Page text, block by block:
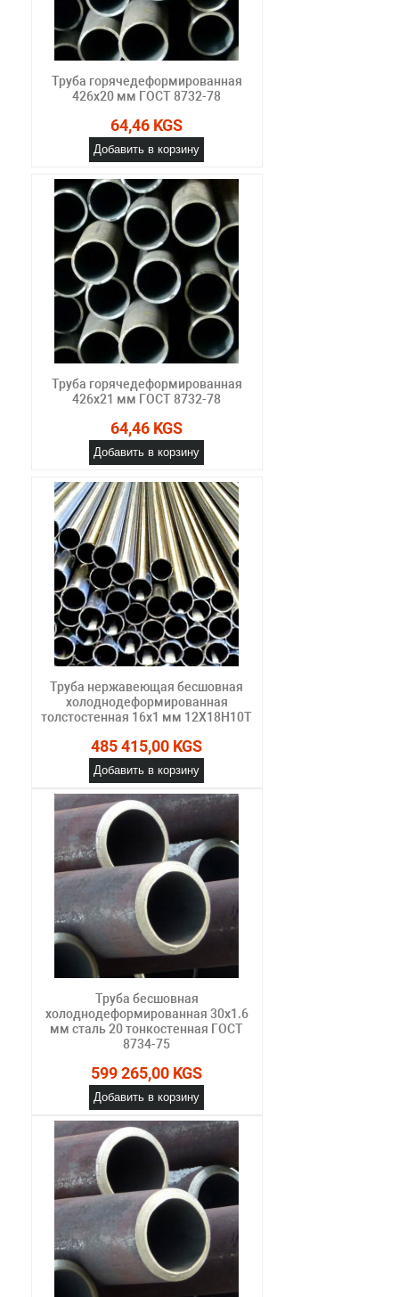
Труба горячедеформированная
426х20 мм ГОСТ 8732-78
64,46 KGS
Добавить в корзину
Труба горячедеформированная
426х21 мм ГОСТ 8732-78
64,46 KGS
Добавить в корзину
Труба нержавеющая бесшовная
холоднодеформированная
толстостенная 16х1 мм 12Х18Н10Т
485 415,00 KGS
Добавить в корзину
Труба бесшовная
холоднодеформированная 30х1.6
мм сталь 20 тонкостенная ГОСТ
8734-75
599 265,00 KGS
Добавить в корзину